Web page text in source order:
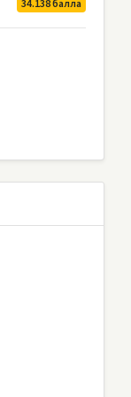
34.138 балла